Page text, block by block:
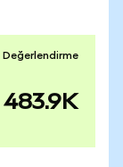
Değerlendirme
483.9K